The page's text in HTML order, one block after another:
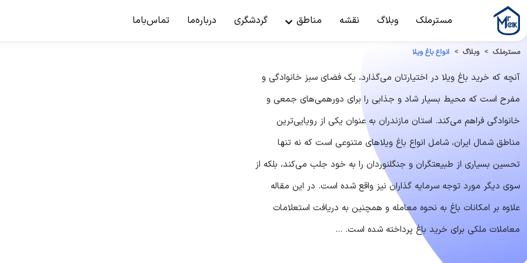
مسترملک وبلاگ نقشه مناطق گردشگری درباره‌ما تماس‌باما
مسترملک وبلاگ انواع باغ ویلا
آنچه که خرید باغ ویلا در اختیارتان می‌گذارد، یک فضای سبز خانوادگی و
مفرح است که محیط بسیار شاد و جذابی را برای دورهمی‌های جمعی و
خانوادگی فراهم می‌کند. استان مازندران به عنوان یکی از رویایی‌ترین
مناطق شمال ایران، شامل انواع باغ ویلاهای متنوعی است که نه تنها
تحسین بسیاری از طبیعتگران و جنگلنوردان را به خود جلب می‌کند، بلکه از
سوی دیگر مورد توجه سرمایه گذاران نیز واقع شده است. در این مقاله
علاوه بر امکانات باغ به نحوه معامله و همچنین به دریافت استعلامات
معاملات ملکی برای خرید باغ پرداخته شده است. ...